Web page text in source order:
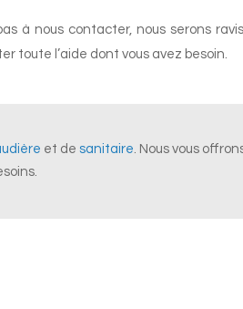
à nous contacter, nous serons
toute l’aide dont vous avez besoin.
et de sanitaire. Nous vous